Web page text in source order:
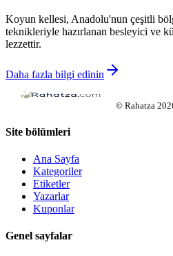
Koyun kellesi, Anadolu'nun çeşitli
teknikleriyle hazırlanan besleyici ve
lezzettir.
Daha fazla bilgi edinin
© Rahatza
Site bölümleri
Ana Sayfa
Kategoriler
Etiketler
Yazarlar
Kuponlar
Genel sayfalar